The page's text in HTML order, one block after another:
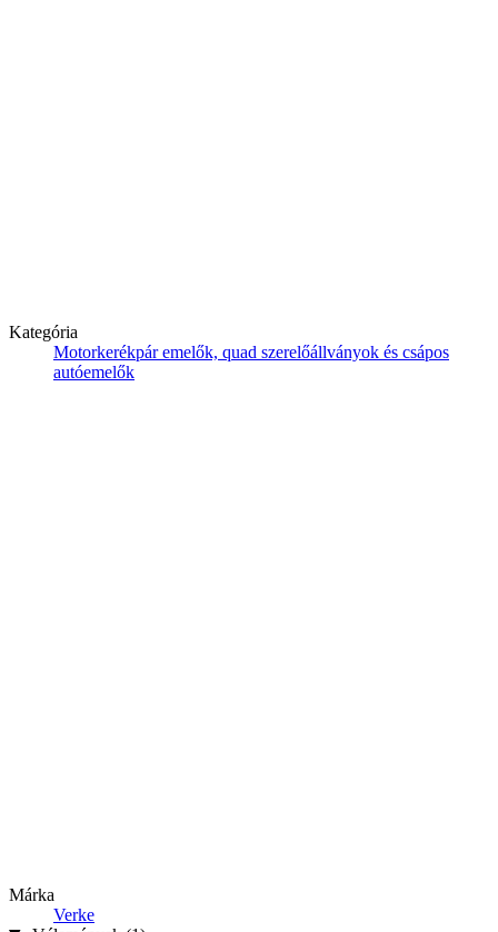
Kategória
Motorkerékpár emelők, quad szerelőállványok és csápos
autóemelők
Márka
Verke